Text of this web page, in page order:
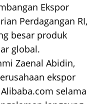
Ekspor
Perdagangan RI,
besar produk
global.
Zaenal Abidin,
ekspor
selama